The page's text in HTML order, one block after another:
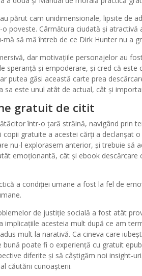
părut cam unidimensionale, lipsite de
poveste. Cârmătura ciudată și atractivă
să mă întreb de ce Dirk Hunter nu a
dar motivațiile personajelor au
speranță și empoderare, și cred că este
putea găsi această carte prea
sa este unul atât de actual, cât și
gratuit de citit
într-o țară străină, navigând prin
gratuite a acestei cărți a declanșat
nu-l explorasem anterior, și trebuie să
emoționantă, cât și ebook descărcare
a condiției umane a fost la fel de
de justiție socială a fost atât
acesteia mult după ce am
mult la narativă. Ca cineva care
poate fi o experiență cu gratuit
diferite și să câștigăm noi insight-
căutării cunoașterii.